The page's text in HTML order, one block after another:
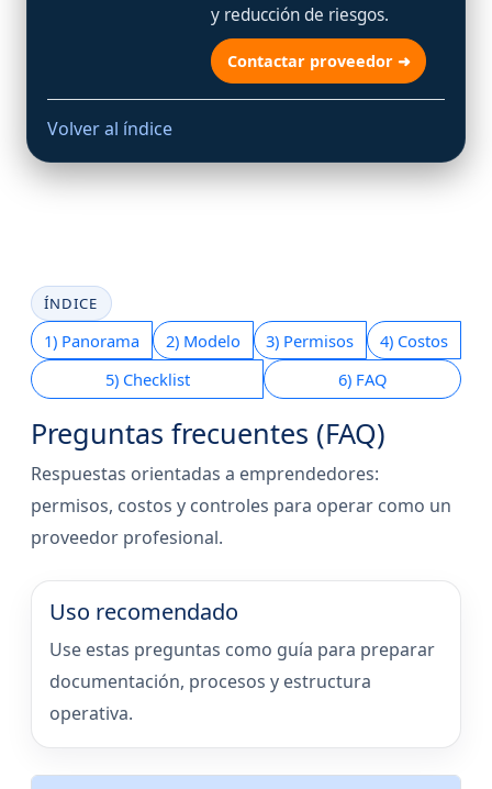
y reducción de riesgos.
Contactar proveedor ➜
Volver al índice
ÍNDICE
1) Panorama 2) Modelo 3) Permisos
4) Costos
5) Checklist
6) FAQ
Preguntas frecuentes (FAQ)
Respuestas orientadas a emprendedores:
permisos, costos y controles para operar como un
proveedor profesional.
Uso recomendado
Use estas preguntas como guía para preparar
documentación, procesos y estructura
operativa.